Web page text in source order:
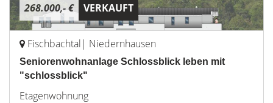
268.000,- € VERKAUFT
Fischbachtal| Niedernhausen
Seniorenwohnanlage Schlossblick leben mit
"schlossblick"
Etagenwohnung